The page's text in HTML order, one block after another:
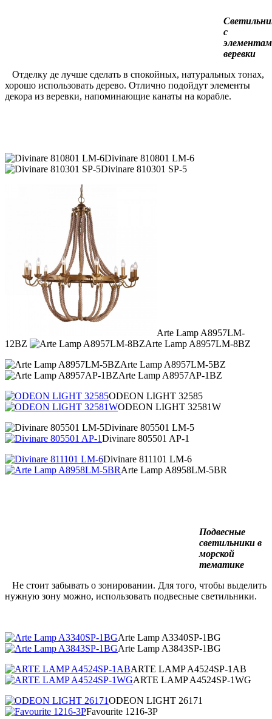
с
веревки
Отделку де лучше сделать в спокойных, натуральных тонах,
хорошо использовать дерево. Отлично подойдут элементы
декора из веревки, напоминающие канаты на корабле.
Divinare 810801 LM-6
Divinare 810301 SP-5
Arte Lamp A8957LM-
12BZ
Arte Lamp A8957LM-8BZ
Arte Lamp A8957LM-5BZ
Arte Lamp A8957AP-1BZ
ODEON LIGHT 32585
ODEON LIGHT 32581W
Divinare 805501 LM-5
Divinare 805501 AP-1
Divinare 811101 LM-6
Arte Lamp A8958LM-5BR
Подвесные
светильники в
морской
тематике
Не стоит забывать о зонировании. Для того, чтобы выделить
нужную зону можно, использовать подвесные светильники.
Arte Lamp A3340SP-1BG
Arte Lamp A3843SP-1BG
ARTE LAMP A4524SP-1AB
ARTE LAMP A4524SP-1WG
ODEON LIGHT 26171
Favourite 1216-3P